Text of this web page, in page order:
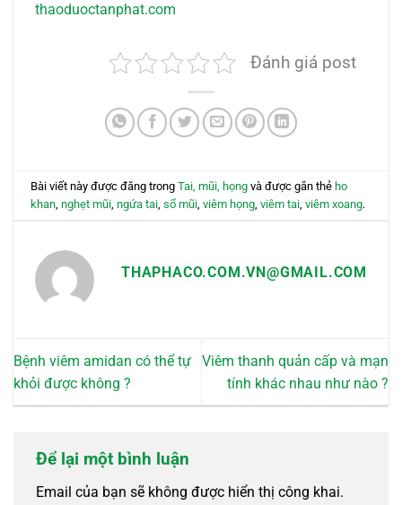
thaoduoctanphat.com
Đánh giá post
Bài viết này được đăng trongTai, mũi, họng và được gắn thẻ ho
khan ,nghẹt mũi ,ngứa tai ,sổ mũi ,viêm họng ,viêm tai ,viêm xoang.
THAPHACO.COM.VN@GMAIL.COM
Bệnh viêm amidan có thể tự
khỏi được không ?
Viêm thanh quản cấp và mạn
tính khác nhau như nào ?
Để lại một bình luận
Email của bạn sẽ không được hiển thị công khai.